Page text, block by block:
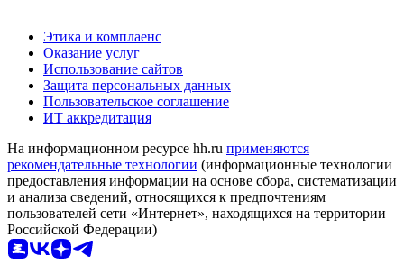
Этика и комплаенс
Оказание услуг
Использование сайтов
Защита персональных данных
Пользовательское соглашение
ИТ аккредитация
На информационном ресурсе hh.ru применяются
рекомендательные технологии (информационные технологии
предоставления информации на основе сбора, систематизации
и анализа сведений, относящихся к предпочтениям
пользователей сети «Интернет», находящихся на территории
Российской Федерации)